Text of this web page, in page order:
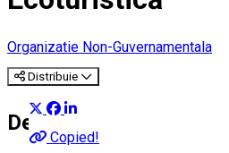
Organizatie Non-Guvernamentala
Distribuie
Copied!
Despre